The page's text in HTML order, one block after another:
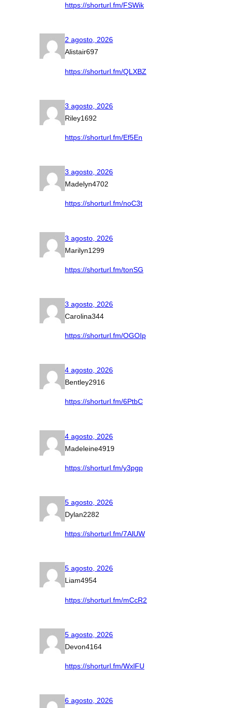
https://shorturl.fm/FSWik
2 agosto, 2026
Alistair697
https://shorturl.fm/QLXBZ
3 agosto, 2026
Riley1692
https://shorturl.fm/Ef5En
3 agosto, 2026
Madelyn4702
https://shorturl.fm/noC3t
3 agosto, 2026
Marilyn1299
https://shorturl.fm/tonSG
3 agosto, 2026
Carolina344
https://shorturl.fm/OGOIp
4 agosto, 2026
Bentley2916
https://shorturl.fm/6PtbC
4 agosto, 2026
Madeleine4919
https://shorturl.fm/y3pgp
5 agosto, 2026
Dylan2282
https://shorturl.fm/7AlUW
5 agosto, 2026
Liam4954
https://shorturl.fm/mCcR2
5 agosto, 2026
Devon4164
https://shorturl.fm/WxlFU
6 agosto, 2026